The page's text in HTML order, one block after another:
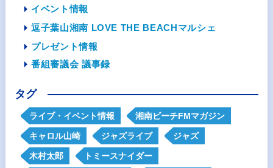
イベント情報
逗子葉山湘南 LOVE THE BEACHマルシェ
プレゼント情報
番組審議会 議事録
タグ
ライブ・イベント情報 湘南ビーチFMマガジン
キャロル山崎 ジャズライブ ジャズ
木村太郎 トミースナイダー